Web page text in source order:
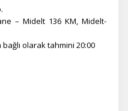
– Midelt 136 KM, Midelt-
olarak tahmini 20:00